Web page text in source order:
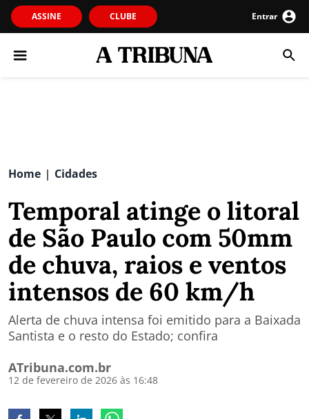
ASSINE CLUBE Entrar
Home | Cidades
Temporal atinge o litoral
de São Paulo com 50mm
de chuva, raios e ventos
intensos de 60 km/h
Alerta de chuva intensa foi emitido para a Baixada
Santista e o resto do Estado; confira
ATribuna.com.br
12 de fevereiro de 2026 às 16:48